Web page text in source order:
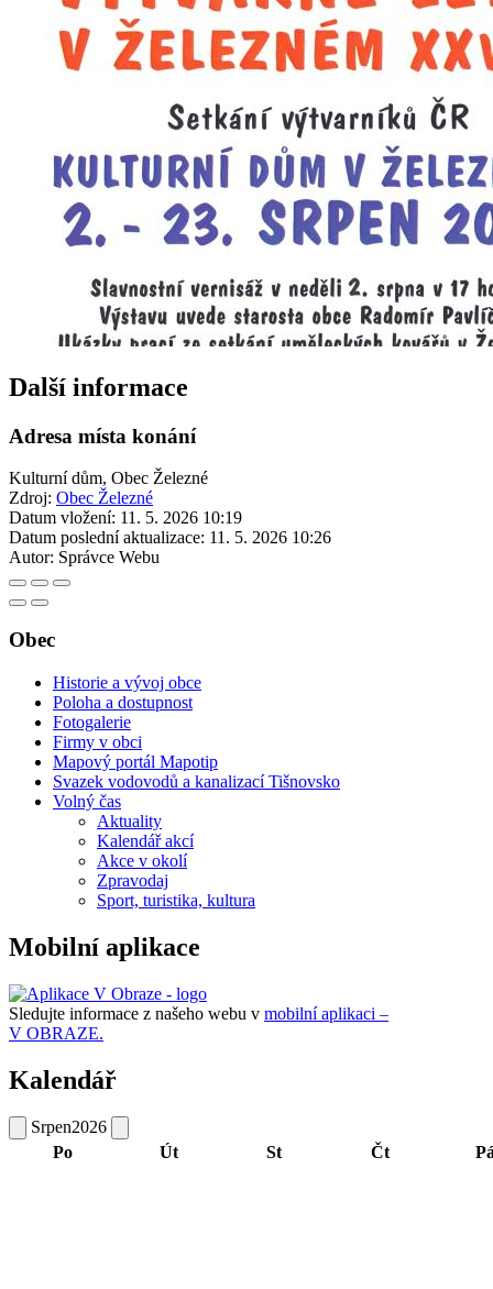
Další informace
Adresa místa konání
Kulturní dům, Obec Železné
Zdroj: Obec Železné
Datum vložení: 11. 5. 2026 10:19
Datum poslední aktualizace: 11. 5. 2026 10:26
Autor: Správce Webu
Obec
Historie a vývoj obce
Poloha a dostupnost
Fotogalerie
Firmy v obci
Mapový portál Mapotip
Svazek vodovodů a kanalizací Tišnovsko
Volný čas
Aktuality
Kalendář akcí
Akce v okolí
Zpravodaj
Sport, turistika, kultura
Mobilní aplikace
Sledujte informace z našeho webu v mobilní aplikaci –
V OBRAZE.
Kalendář
Srpen2026
Po
Út St Čt